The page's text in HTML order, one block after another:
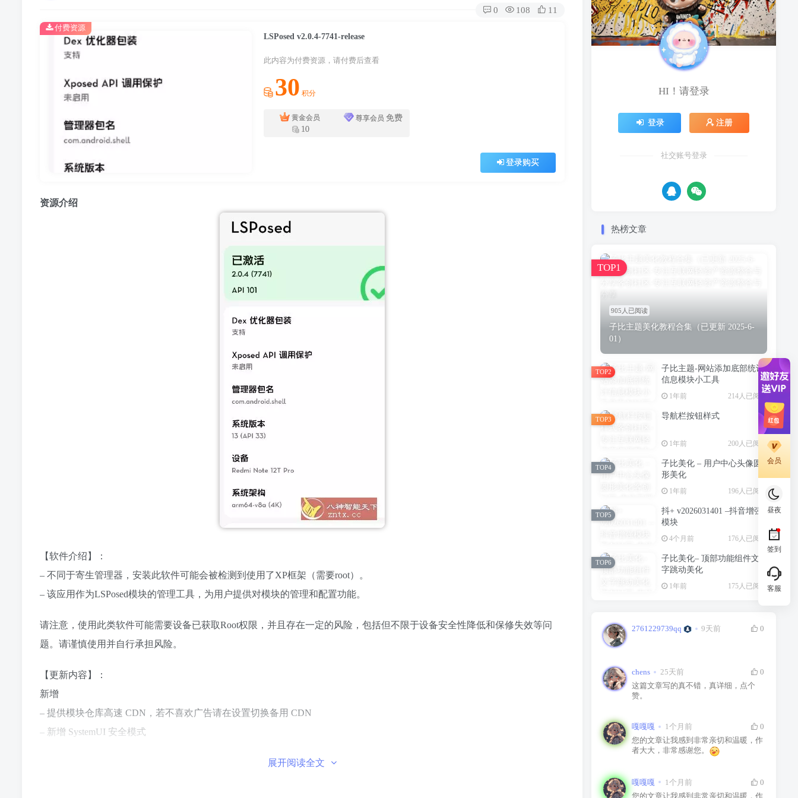
0 108 11
LSPosed v2.0.4-7741-release
此内容为付费资源，请付费后查看
30 积分
黄金会员
10
尊享会员 免费
登录购买
付费资源
资源介绍
【软件介绍】：
– 不同于寄生管理器，安装此软件可能会被检测到使用了XP框架（需要root）。
– 该应用作为LSPosed模块的管理工具，为用户提供对模块的管理和配置功能。
请注意，使用此类软件可能需要设备已获取Root权限，并且存在一定的风险，包括但不限于设备安全性降低和保修失效等问
题。请谨慎使用并自行承担风险。
【更新内容】：
新增
– 提供模块仓库高速 CDN，若不喜欢广告请在设置切换备用 CDN
– 新增 SystemUI 安全模式
展开阅读全文
HI！请登录
登录 注册
社交账号登录
热榜文章
905人已阅读
子比主题美化教程合集（已更新 2025-6-
01）
TOP1
子比主题-网站添加底部统计
信息模块小工具
1年前 214人已阅读
TOP2
导航栏按钮样式
1年前 200人已阅读
TOP3
子比美化 – 用户中心头像圆
形美化
1年前 196人已阅读
TOP4
抖+ v2026031401 –抖音增强
模块
4个月前 176人已阅读
TOP5
子比美化– 顶部功能组件文
字跳动美化
1年前 175人已阅读
TOP6
2761229739qq 9天前 0
chens 25天前
0
这篇文章写的真不错，真详细，点个
赞。
嘎嘎嘎 1个月前
0
您的文章让我感到非常亲切和温暖，作
者大大，非常感谢您。
嘎嘎嘎 1个月前
0
您的文章让我感到非常亲切和温暖，作
会员
昼夜
签到
客服